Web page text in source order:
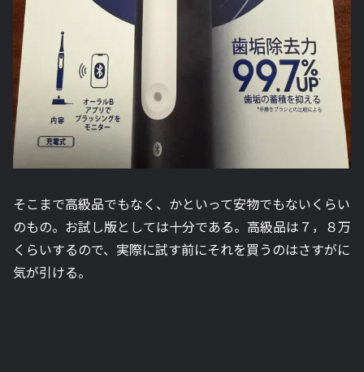
そこまで高級品でもなく、かといって安物でもないくらい
のもの。お試し版としては十分である。高級品は７，８万
くらいするので、実際に試す前にそれを買うのはさすがに
気が引ける。